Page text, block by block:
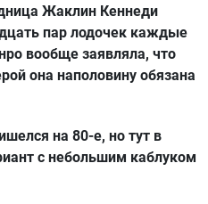
Жаклин Кеннеди
пар лодочек каждые
вообще заявляла, что
она наполовину обязана
на 80-е, но тут в
с небольшим каблуком